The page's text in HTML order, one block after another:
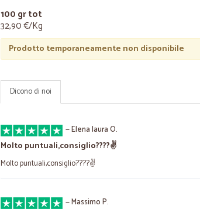
100 gr tot
32,90 €/Kg
Prodotto temporaneamente non disponibile
Dicono di noi
—Elena laura O.
Molto puntuali,consiglio????✌️
Molto puntuali,consiglio????✌️
—Massimo P.